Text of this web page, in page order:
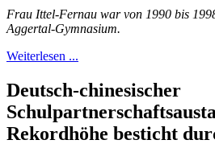
Frau Ittel-Fernau war von 1990 bis
Aggertal-Gymnasium.
Weiterlesen ...
Deutsch-chinesischer
Rekordhöhe besticht